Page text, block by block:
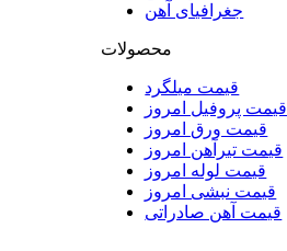
جغرافیای آهن
محصولات
قیمت میلگرد
قیمت پروفیل امروز
قیمت ورق امروز
قیمت تیرآهن امروز
قیمت لوله امروز
قیمت نبشی امروز
قیمت آهن صادراتی